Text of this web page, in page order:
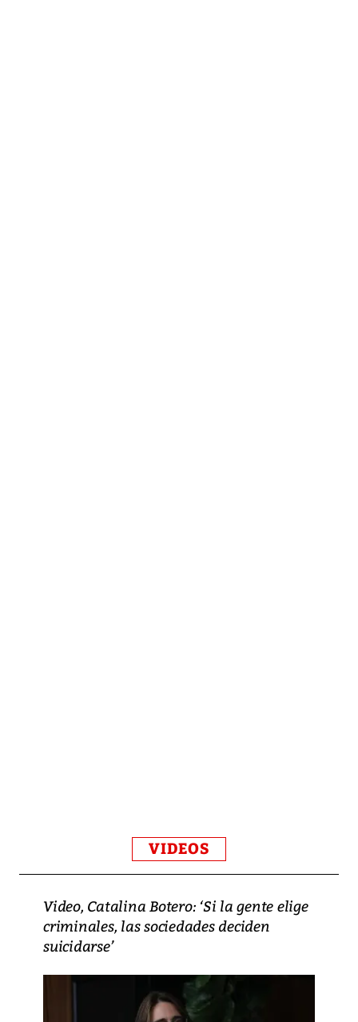
VIDEOS
Video, Catalina Botero: ‘Si la gente elige
criminales, las sociedades deciden
suicidarse’